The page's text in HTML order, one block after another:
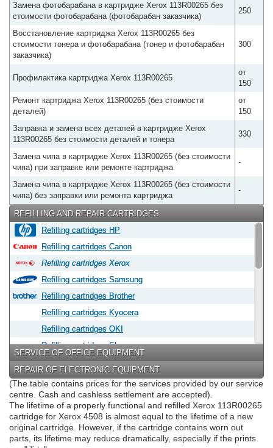
Замена фотобарабана в картридже Xerox 113R00265 без
стоимости фотобарабана (фотобарабан заказчика)
250
Восстановление картриджа Xerox 113R00265 без
стоимости тонера и фотобарабана (тонер и фотобарабан
заказчика)
300
Профилактика картриджа Xerox 113R00265
от
150
Ремонт картриджа Xerox 113R00265 (без стоимости
деталей)
от
150
Заправка и замена всех деталей в картридже Xerox
113R00265 без стоимости деталей и тонера
330
Замена чипа в картридже Xerox 113R00265 (без стоимости
чипа) при заправке или ремонте картриджа
-
Замена чипа в картридже Xerox 113R00265 (без стоимости
чипа) без заправки или ремонта картриджа
-
REFILLING AND REPAIR CARTRIDGES
Refilling cartridges HP
Refilling cartridges Canon
Refilling cartridges Xerox
Refilling cartridges Samsung
Refilling cartridges Brother
Refilling cartridges Kyocera
Refilling cartridges OKI
Refilling cartridges Sharp
Refilling cartridges Epson
Refilling cartridges Panasonic
Refilling cartridges Lexmark
Refilling cartridges Konica Minolta
Refilling cartridges Konica
Refilling cartridges Minolta
SERVICE OF OFFICE EQUIPMENT
REPAIR OF ELECTRONIC EQUIPMENT
(The table contains prices for the services provided by our service
centre. Cash and cashless settlement are accepted).
The lifetime of a properly functional and refilled Xerox 113R00265
cartridge for Xerox 4508 is almost equal to the lifetime of a new
original cartridge. However, if the cartridge contains worn out
parts, its lifetime may reduce dramatically, especially if the prints